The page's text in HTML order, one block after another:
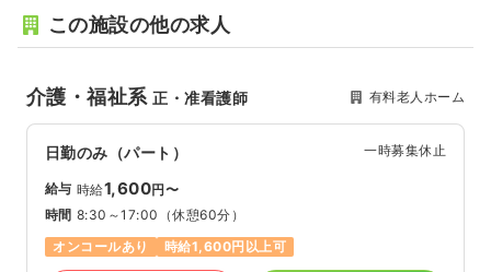
この施設の他の求人
介護・福祉系正・准看護師 有料老人ホーム
日勤のみ（パート） 一時募集休止
給与 時給1,600円〜
時間 8:30～17:00 （休憩60分）
オンコールあり
時給1,600円以上可